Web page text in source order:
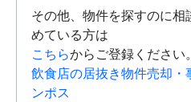
その他、物件を探すのに
めている方は
こちらからご登録ください。
飲食店の居抜き物件売却
ンポス